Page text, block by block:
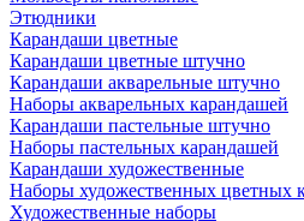
Этюдники
Карандаши цветные
Карандаши цветные штучно
Карандаши акварельные штучно
Наборы акварельных карандашей
Карандаши пастельные штучно
Наборы пастельных карандашей
Карандаши художественные
Наборы художественных цветных
Художественные наборы